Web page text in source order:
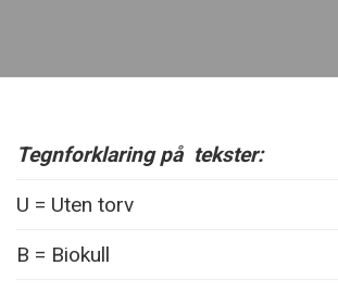
Tegnforklaring på tekster:
U = Uten torv
B = Biokull